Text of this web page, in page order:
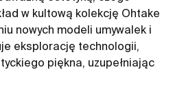
w kultową kolekcję Ohtake
nowych modeli umywalek i
eksplorację technologii,
piękna, uzupełniając